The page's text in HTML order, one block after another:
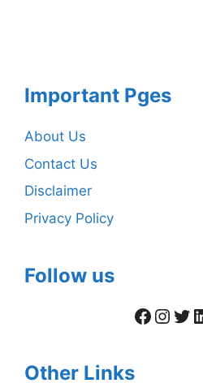
Important Pges
About Us
Contact Us
Disclaimer
Privacy Policy
Follow us
Other Links